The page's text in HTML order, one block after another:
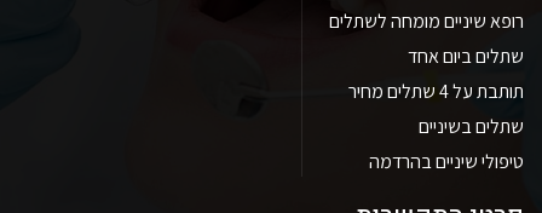
רופא שיניים מומחה לשתלים
שתלים ביום אחד
תותבת על 4 שתלים מחיר
שתלים בשיניים
טיפולי שיניים בהרדמה